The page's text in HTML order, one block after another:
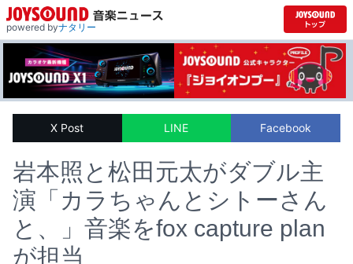
powered byナタリー
X Post LINE Facebook
岩本照と松田元太がダブル主
演「カラちゃんとシトーさん
と、」音楽をfox capture plan
が担当